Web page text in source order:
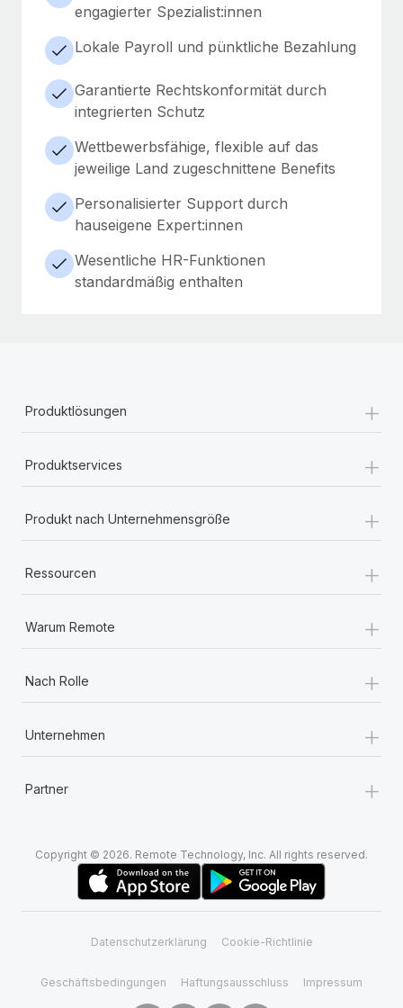
engagierter Spezialist:innen
Lokale Payroll und pünktliche Bezahlung
Garantierte Rechtskonformität durch
integrierten Schutz
Wettbewerbsfähige, flexible auf das
jeweilige Land zugeschnittene Benefits
Personalisierter Support durch
hauseigene Expert:innen
Wesentliche HR-Funktionen
standardmäßig enthalten
Produktlösungen +
Produktservices +
Produkt nach Unternehmensgröße +
Ressourcen +
Warum Remote +
Nach Rolle +
Unternehmen +
Partner +
Copyright © 2026. Remote Technology, Inc. All rights reserved.
Datenschutzerklärung Cookie-Richtlinie
Geschäftsbedingungen Haftungsausschluss Impressum